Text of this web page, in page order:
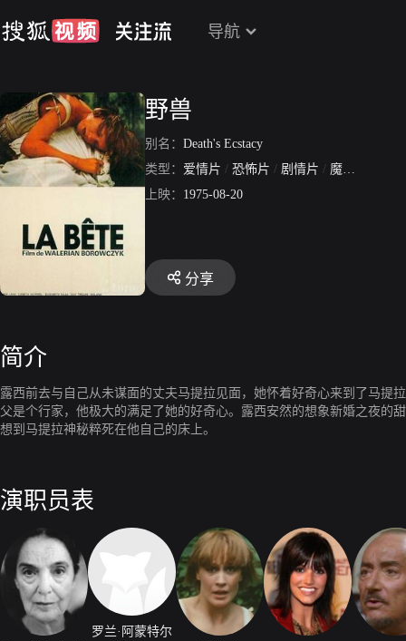
导航
野兽
别名： Death's Ecstacy
类型： 爱情片 / 恐怖片 / 剧情片 / 魔幻片
上映： 1975-08-20
分享
简介
露西前去与自己从未谋面的丈夫马提拉见面，她怀着好奇心来到了马提
父是个行家，他极大的满足了她的好奇心。露西安然的想象新婚之夜
想到马提拉神秘粹死在他自己的床上。
演职员表
罗兰·阿蒙特尔